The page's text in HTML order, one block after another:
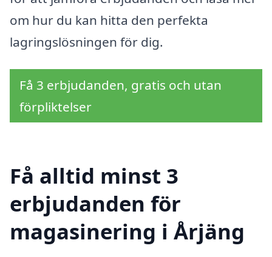
om hur du kan hitta den perfekta
lagringslösningen för dig.
Få 3 erbjudanden, gratis och utan
förpliktelser
Få alltid minst 3
erbjudanden för
magasinering i Årjäng